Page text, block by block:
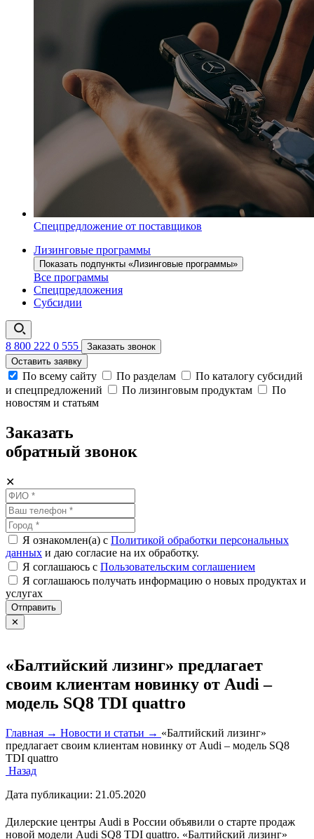
Спецпредложение от поставщиков
Лизинговые программы
Показать подпункты «Лизинговые программы»
Все программы
Спецпредложения
Субсидии
8 800 222 0 555
Заказать звонок
Оставить заявку
По всему сайту По разделам
По каталогу субсидий
и спецпредложений
По лизинговым продуктам
По
новостям и статьям
Заказать
обратный звонок
✕
Я ознакомлен(а) с Политикой обработки персональных
данных и даю согласие на их обработку.
Я соглашаюсь c Пользовательским соглашением
Я соглашаюсь получать информацию о новых продуктах и
услугах
Отправить
✕
«Балтийский лизинг» предлагает
своим клиентам новинку от Audi –
модель SQ8 TDI quattro
Главная → Новости и статьи → «Балтийский лизинг»
предлагает своим клиентам новинку от Audi – модель SQ8
TDI quattro
Назад
Дата публикации: 21.05.2020
Дилерские центры Audi в России объявили о старте продаж
новой модели Audi SQ8 TDI quattro. «Балтийский лизинг»